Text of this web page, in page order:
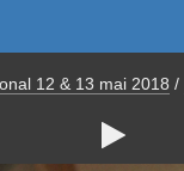
12 & 13 mai 2018 /
